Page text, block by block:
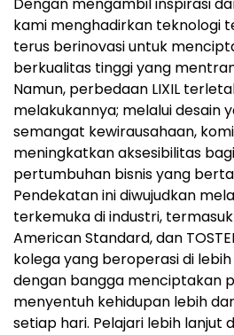
Dengan mengambil inspirasi
kami menghadirkan teknologi
terus berinovasi untuk
berkualitas tinggi yang
Namun, perbedaan LIXIL
melakukannya; melalui desain
semangat kewirausahaan,
meningkatkan aksesibilitas
pertumbuhan bisnis yang
Pendekatan ini diwujudkan
terkemuka di industri, termasuk
American Standard, dan
kolega yang beroperasi di
dengan bangga menciptakan
menyentuh kehidupan lebih
setiap hari. Pelajari lebih lanjut